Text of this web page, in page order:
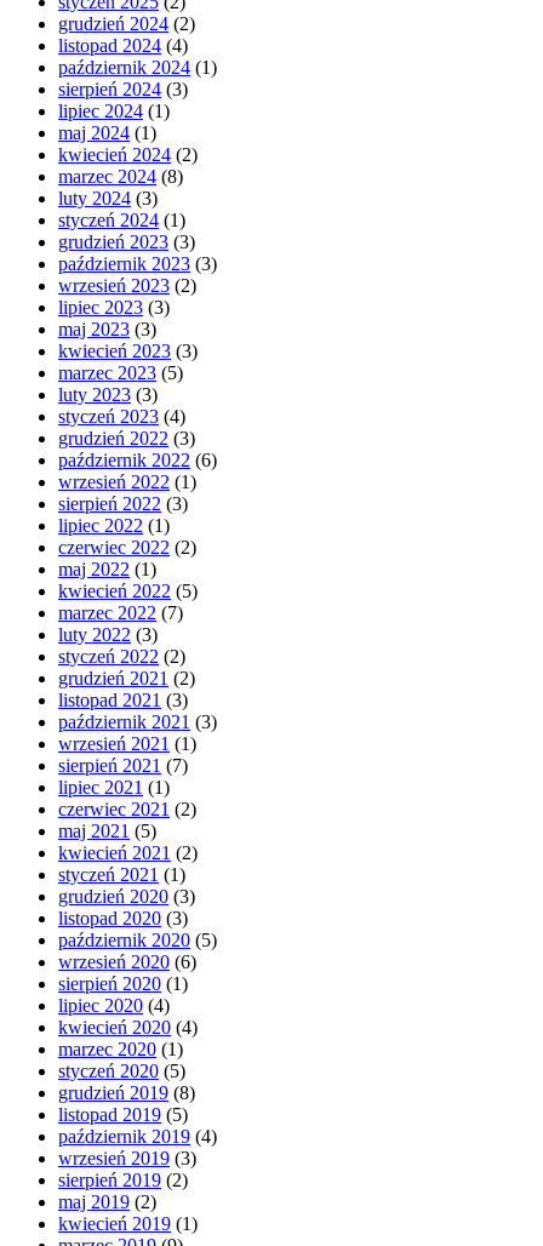
grudzień 2024 (2)
listopad 2024 (4)
październik 2024 (1)
sierpień 2024 (3)
lipiec 2024 (1)
maj 2024 (1)
kwiecień 2024 (2)
marzec 2024 (8)
luty 2024 (3)
styczeń 2024 (1)
grudzień 2023 (3)
październik 2023 (3)
wrzesień 2023 (2)
lipiec 2023 (3)
maj 2023 (3)
kwiecień 2023 (3)
marzec 2023 (5)
luty 2023 (3)
styczeń 2023 (4)
grudzień 2022 (3)
październik 2022 (6)
wrzesień 2022 (1)
sierpień 2022 (3)
lipiec 2022 (1)
czerwiec 2022 (2)
maj 2022 (1)
kwiecień 2022 (5)
marzec 2022 (7)
luty 2022 (3)
styczeń 2022 (2)
grudzień 2021 (2)
listopad 2021 (3)
październik 2021 (3)
wrzesień 2021 (1)
sierpień 2021 (7)
lipiec 2021 (1)
czerwiec 2021 (2)
maj 2021 (5)
kwiecień 2021 (2)
styczeń 2021 (1)
grudzień 2020 (3)
listopad 2020 (3)
październik 2020 (5)
wrzesień 2020 (6)
sierpień 2020 (1)
lipiec 2020 (4)
kwiecień 2020 (4)
marzec 2020 (1)
styczeń 2020 (5)
grudzień 2019 (8)
listopad 2019 (5)
październik 2019 (4)
wrzesień 2019 (3)
sierpień 2019 (2)
maj 2019 (2)
kwiecień 2019 (1)